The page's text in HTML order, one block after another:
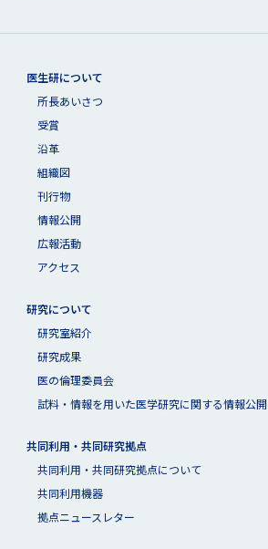
医生研について
所長あいさつ
受賞
沿革
組織図
刊行物
情報公開
広報活動
アクセス
研究について
研究室紹介
研究成果
医の倫理委員会
試料・情報を用いた医学研究に関する情報公開
共同利用・共同研究拠点
共同利⽤・共同研究拠点について
共同利用機器
拠点ニュースレター